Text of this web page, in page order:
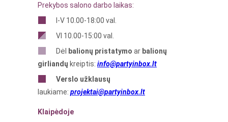
Prekybos salono darbo laikas:
I-V 10.00-18:00 val.
VI 10.00-15:00 val.
Dėl
balionų pristatymo ar balionų
girliandų kreiptis: info@partyinbox.lt
Verslo užklausų
laukiame: projektai@partyinbox.lt
Klaipėdoje